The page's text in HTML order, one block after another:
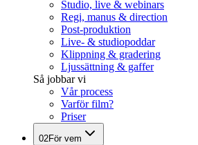
Studio, live & webinars
Regi, manus & direction
Post-produktion
Live- & studiopoddar
Klippning & gradering
Ljussättning & gaffer
Så jobbar vi
Vår process
Varför film?
Priser
02För vem